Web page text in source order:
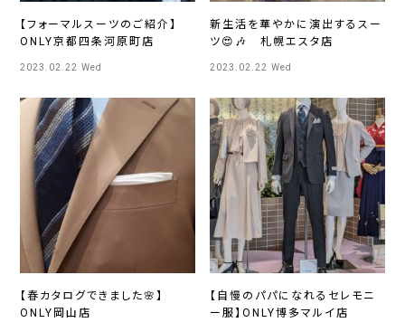
【フォーマルスーツのご紹介】
ONLY京都四条河原町店
2023.02.22 Wed
新生活を華やかに演出するスー
ツ😍🎶 札幌エスタ店
2023.02.22 Wed
【春カタログできました🌸】
ONLY岡山店
【自慢のパパになれるセレモニ
ー服】ONLY博多マルイ店